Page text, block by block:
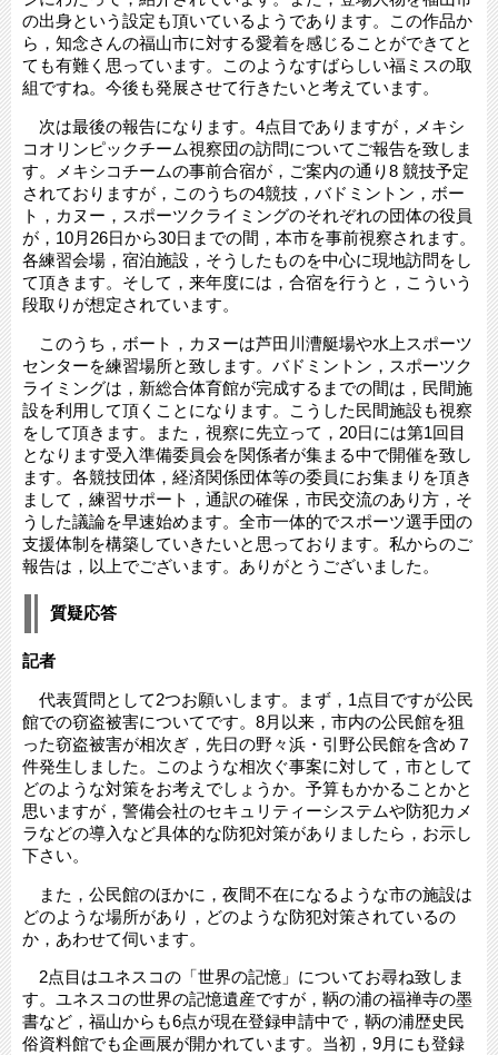
の出身という設定も頂いているようであります。この作品か
ら，知念さんの福山市に対する愛着を感じることができてと
ても有難く思っています。このようなすばらしい福ミスの取
組ですね。今後も発展させて行きたいと考えています。
次は最後の報告になります。4点目でありますが，メキシ
コオリンピックチーム視察団の訪問についてご報告を致しま
す。メキシコチームの事前合宿が，ご案内の通り8 競技予定
されておりますが，このうちの4競技，バドミントン，ボー
ト，カヌー，スポーツクライミングのそれぞれの団体の役員
が，10月26日から30日までの間，本市を事前視察されます。
各練習会場，宿泊施設，そうしたものを中心に現地訪問をし
て頂きます。そして，来年度には，合宿を行うと，こういう
段取りが想定されています。
このうち，ボート，カヌーは芦田川漕艇場や水上スポーツ
センターを練習場所と致します。バドミントン，スポーツク
ライミングは，新総合体育館が完成するまでの間は，民間施
設を利用して頂くことになります。こうした民間施設も視察
をして頂きます。また，視察に先立って，20日には第1回目
となります受入準備委員会を関係者が集まる中で開催を致し
ます。各競技団体，経済関係団体等の委員にお集まりを頂き
まして，練習サポート，通訳の確保，市民交流のあり方，そ
うした議論を早速始めます。全市一体的でスポーツ選手団の
支援体制を構築していきたいと思っております。私からのご
報告は，以上でございます。ありがとうございました。
質疑応答
記者
代表質問として2つお願いします。まず，1点目ですが公民
館での窃盗被害についてです。8月以来，市内の公民館を狙
った窃盗被害が相次ぎ，先日の野々浜・引野公民館を含め７
件発生しました。このような相次ぐ事案に対して，市として
どのような対策をお考えでしょうか。予算もかかることかと
思いますが，警備会社のセキュリティーシステムや防犯カメ
ラなどの導入など具体的な防犯対策がありましたら，お示し
下さい。
また，公民館のほかに，夜間不在になるような市の施設は
どのような場所があり，どのような防犯対策されているの
か，あわせて伺います。
2点目はユネスコの「世界の記憶」についてお尋ね致しま
す。ユネスコの世界の記憶遺産ですが，鞆の浦の福禅寺の墨
書など，福山からも6点が現在登録申請中で，鞆の浦歴史民
俗資料館でも企画展が開かれています。当初，9月にも登録